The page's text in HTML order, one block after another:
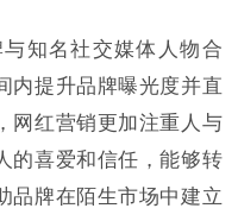
知名社交媒体人物合
内提升品牌曝光度并直
网红营销更加注重人与
的喜爱和信任，能够转
品牌在陌生市场中建立